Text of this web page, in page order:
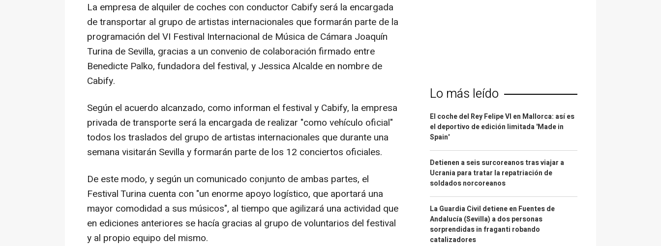
La empresa de alquiler de coches con conductor Cabify será la encargada
de transportar al grupo de artistas internacionales que formarán parte de la
programación del VI Festival Internacional de Música de Cámara Joaquín
Turina de Sevilla, gracias a un convenio de colaboración firmado entre
Benedicte Palko, fundadora del festival, y Jessica Alcalde en nombre de
Cabify.
Según el acuerdo alcanzado, como informan el festival y Cabify, la empresa
privada de transporte será la encargada de realizar "como vehículo oficial"
todos los traslados del grupo de artistas internacionales que durante una
semana visitarán Sevilla y formarán parte de los 12 conciertos oficiales.
De este modo, y según un comunicado conjunto de ambas partes, el
Festival Turina cuenta con "un enorme apoyo logístico, que aportará una
mayor comodidad a sus músicos", al tiempo que agilizará una actividad que
en ediciones anteriores se hacía gracias al grupo de voluntarios del festival
y al propio equipo del mismo.
Lo más leído
El coche del Rey Felipe VI en Mallorca: así es
el deportivo de edición limitada 'Made in
Spain'
Detienen a seis surcoreanos tras viajar a
Ucrania para tratar la repatriación de
soldados norcoreanos
La Guardia Civil detiene en Fuentes de
Andalucía (Sevilla) a dos personas
sorprendidas in fraganti robando
catalizadores